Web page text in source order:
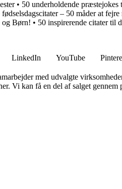
• 50 underholdende præstejokes
– 50 måder at fejre
og Børn! • 50 inspirerende citater til
LinkedIn YouTube
med udvalgte
Vi kan få en del af salget